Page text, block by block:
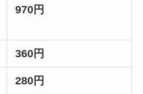
970円
360円
280円